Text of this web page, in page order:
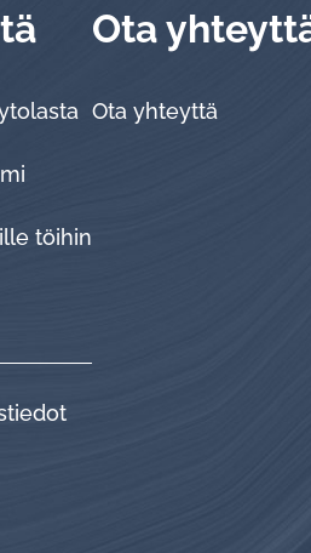
töihin
Ota
Ota yhteyttä